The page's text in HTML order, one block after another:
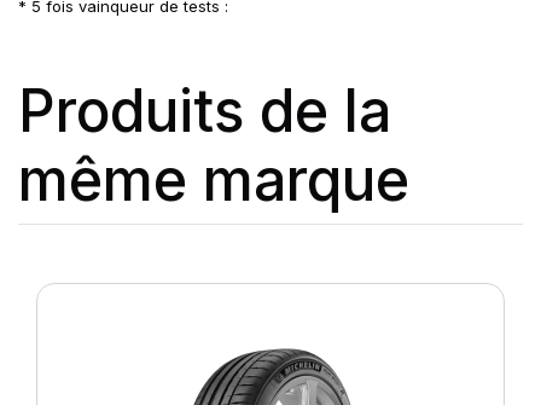
* 5 fois vainqueur de tests :
Produits de la
même marque